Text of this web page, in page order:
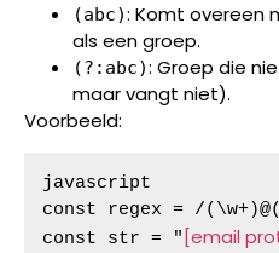
(abc): Komt overeen
als een groep.
(?:abc): Groep die
maar vangt niet).
Voorbeeld:
javascript
const regex = /
const str = " [email